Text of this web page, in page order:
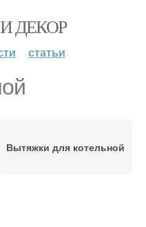
ДЕКОР
статьи
Вытяжки для котельной